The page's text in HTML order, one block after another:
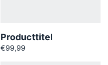
Producttitel
€99,99